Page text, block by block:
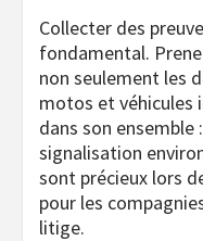
Collecter des
fondamental.
non seulement les
motos et véhicules
dans son
signalisation
sont précieux lors
pour les
litige.